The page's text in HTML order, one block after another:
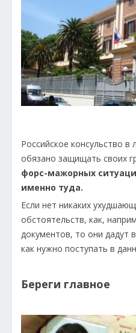
Российское консульство в
обязано защищать своих
форс-мажорных
именно туда.
Если нет никаких
обстоятельств, как,
документов, то они дадут
как нужно поступать в
Береги главное